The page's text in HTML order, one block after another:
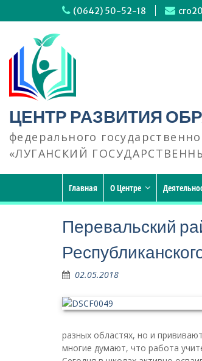
к
содержимому
(0642) 50-52-18
ЦЕНТР РАЗВИТИЯ
федерального
«ЛУГАНСКИЙ
Главная О Центре
Перевальский
02.05.2018
разных областях, но и
многие думают, что работа